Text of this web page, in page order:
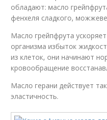
обладают: масло
фенхеля сладкого,
Масло грейпфрута
организма избыток
из клеток, они начинают
кровообращение
Масло герани действует
эластичность.